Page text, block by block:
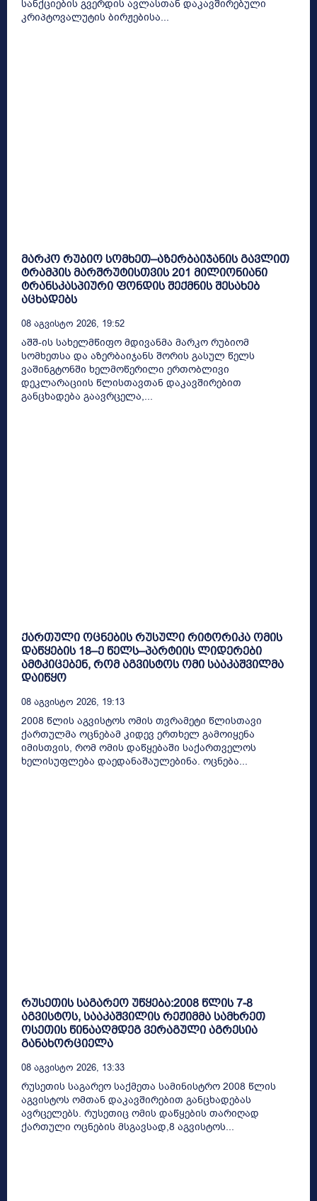
სანქციების გვერდის ავლასთან დაკავშირებული
კრიპტოვალუტის ბირჟებისა...
მარკო რუბიო სომხეთ–აზერბაიჯანის გავლით
ტრამპის მარშრუტისთვის 201 მილიონიანი
ტრანსკასპიური ფონდის შექმნის შესახებ
აცხადებს
08 Აგვისტო 2026, 19:52
აშშ-ის სახელმწიფო მდივანმა მარკო რუბიომ
სომხეთსა და აზერბაიჯანს შორის გასულ წელს
ვაშინგტონში ხელმოწერილი ერთობლივი
დეკლარაციის წლისთავთან დაკავშირებით
განცხადება გაავრცელა,...
ქართული ოცნების რუსული რიტორიკა ომის
დაწყების 18–ე წელს–პარტიის ლიდერები
ამტკიცებენ, რომ აგვისტოს ომი სააკაშვილმა
დაიწყო
08 Აგვისტო 2026, 19:13
2008 წლის აგვისტოს ომის თვრამეტი წლისთავი
ქართულმა ოცნებამ კიდევ ერთხელ გამოიყენა
იმისთვის, რომ ომის დაწყებაში საქართველოს
ხელისუფლება დაედანაშაულებინა. ოცნება...
რუსეთის საგარეო უწყება:2008 წლის 7-8
აგვისტოს, სააკაშვილის რეჟიმმა სამხრეთ
ოსეთის წინააღმდეგ ვერაგული აგრესია
განახორციელა
08 Აგვისტო 2026, 13:33
რუსეთის საგარეო საქმეთა სამინისტრო 2008 წლის
აგვისტოს ომთან დაკავშირებით განცხადებას
ავრცელებს. რუსეთიც ომის დაწყების თარიღად
ქართული ოცნების მსგავსად,8 აგვისტოს...